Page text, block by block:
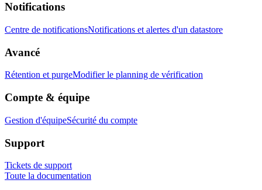
Notifications
Centre de notificationsNotifications et alertes d'un datastore
Avancé
Rétention et purgeModifier le planning de vérification
Compte & équipe
Gestion d'équipeSécurité du compte
Support
Tickets de support
Toute la documentation